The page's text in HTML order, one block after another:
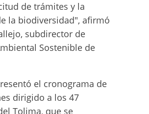
de trámites y la
la biodiversidad", afirmó
subdirector de
Sostenible de
el cronograma de
dirigido a los 47
Tolima, que se